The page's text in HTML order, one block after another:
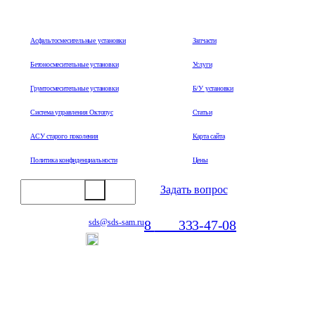
Асфальтосмесительные установки
Бетоносмесительные установки
Грунтосмесительные установки
Система управления Октопус
АСУ старого поколения
Политика конфиденциальности
Запчасти
Услуги
Б/У установки
Статьи
Карта сайта
Цены
Задать вопрос
sds@sds-sam.ru8 333-47-08